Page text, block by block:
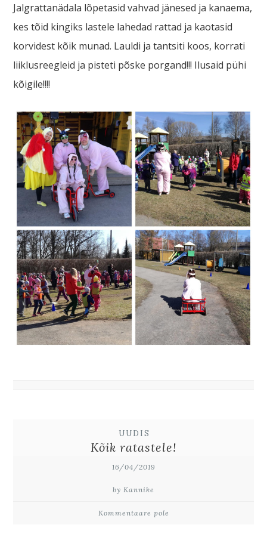
Jalgrattanädala lõpetasid vahvad jänesed ja kanaema,
kes tõid kingiks lastele lahedad rattad ja kaotasid
korvidest kõik munad. Lauldi ja tantsiti koos, korrati
liiklusreegleid ja pisteti põske porgand!!! Ilusaid pühi
kõigile!!!!
UUDIS
Kõik ratastele!
16/04/2019
by Kannike
Kommentaare pole